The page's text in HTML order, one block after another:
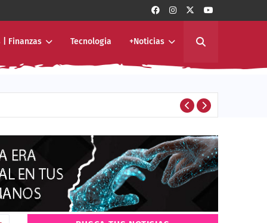
| Finanzas Tecnologia +Noticias